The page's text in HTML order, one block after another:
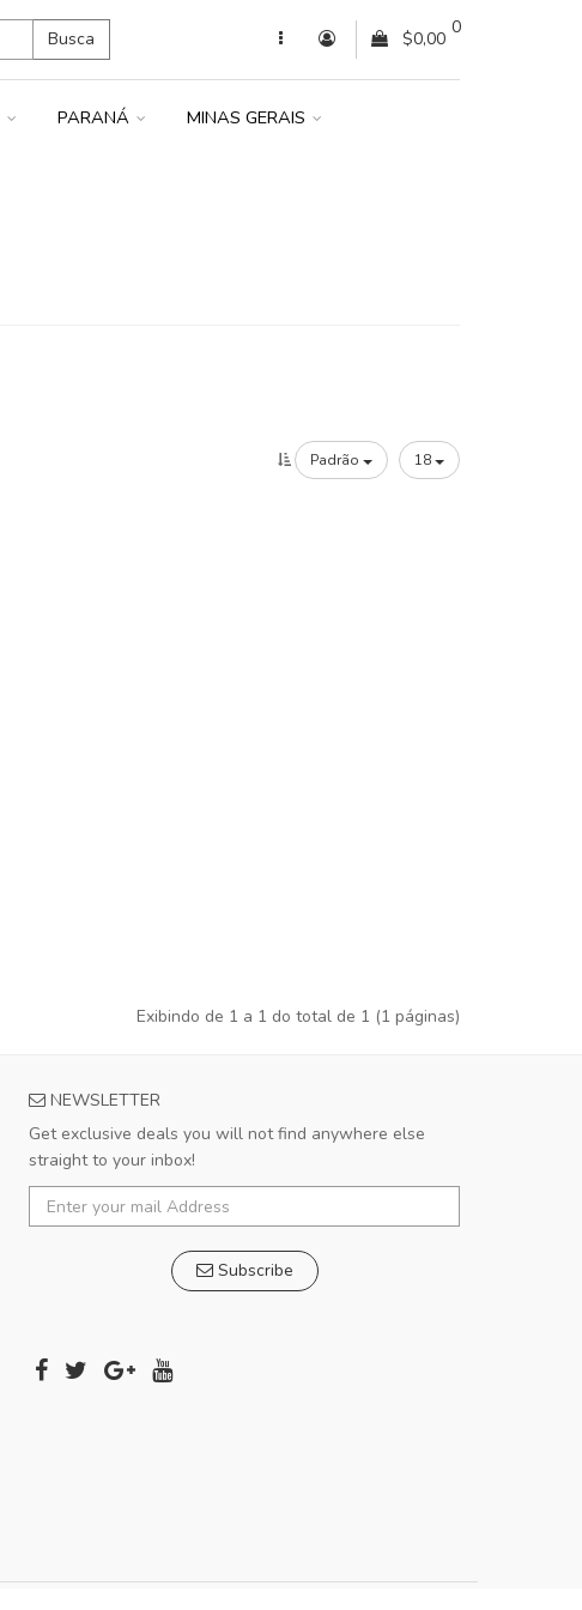
Busca
0
$0,00
PARANÁ MINAS GERAIS
Padrão 18
Exibindo de 1 a 1 do total de 1 (1 páginas)
NEWSLETTER
Get exclusive deals you will not find anywhere else
straight to your inbox!
Subscribe